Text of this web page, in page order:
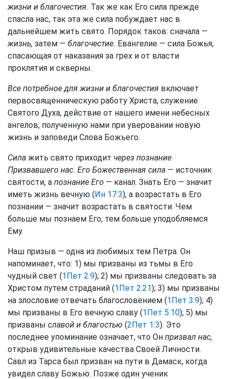
жизни и благочестия. Так же как Его сила прежде
спасла нас, так эта же сила побуждает нас в
дальнейшем жить свято. Порядок таков: сначала —
жизнь, затем — благочестие. Евангелие — сила Божья,
спасающая от наказания за грех и от власти
проклятия и скверны.
Все потребное для жизни и благочестия включает
первосвященническую работу Христа, служение
Святого Духа, действие от нашего имени небесных
ангелов, полученную нами при уверовании новую
жизнь и заповеди Слова Божьего.
Сила жить свято приходит через познание
Призвавшего нас. Его Божественная сила — источник
святости, а познание Его — канал. Знать Его — значит
иметь жизнь вечную (Ин 17:3), а возрастать в Его
познании — значит возрастать в святости. Чем
больше мы познаем Его, тем больше уподобляемся
Ему.
Наш призыв — одна из любимых тем Петра. Он
напоминает, что: 1) мы призваны из тьмы в Его
чудный свет (1Пет 2:9); 2) мы призваны следовать за
Христом путем страданий (1Пет 2:21); 3) мы призваны
на злословие отвечать благословением (1Пет 3:9); 4)
мы призваны в Его вечную славу (1Пет 5:10); 5) мы
призваны славой и благостью (2Пет 1:3). Это
последнее упоминание означает, что Он призвал нас,
открыв удивительные качества Своей Личности.
Савл из Тарса был призван на пути в Дамаск, когда
увидел славу Божью. Позже один ученик